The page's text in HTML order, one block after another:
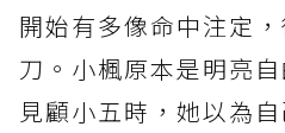
開始有多像命中注定
刀。小楓原本是明亮
見顧小五時，她以為